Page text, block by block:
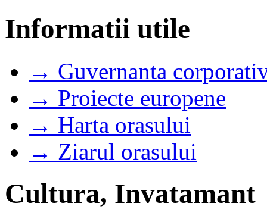
Informatii utile
→ Guvernanta
→ Proiecte europene
→ Harta orasului
→ Ziarul orasului
Cultura, Invatamant